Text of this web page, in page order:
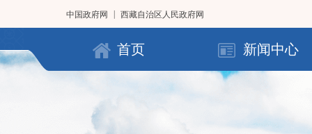
中国政府网 西藏自治区人民政府网
首页 新闻中心